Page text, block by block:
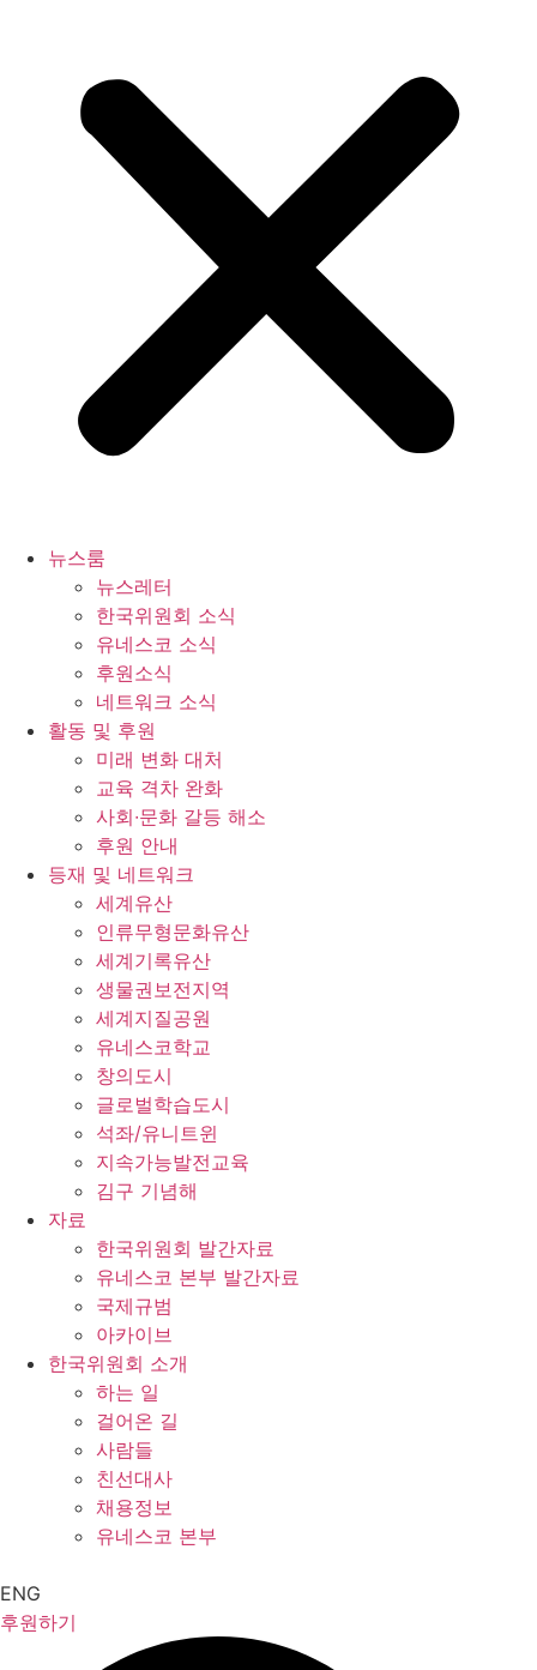
뉴스룸
뉴스레터
한국위원회 소식
유네스코 소식
후원소식
네트워크 소식
활동 및 후원
미래 변화 대처
교육 격차 완화
사회∙문화 갈등 해소
후원 안내
등재 및 네트워크
세계유산
인류무형문화유산
세계기록유산
생물권보전지역
세계지질공원
유네스코학교
창의도시
글로벌학습도시
석좌/유니트윈
지속가능발전교육
김구 기념해
자료
한국위원회 발간자료
유네스코 본부 발간자료
국제규범
아카이브
한국위원회 소개
하는 일
걸어온 길
사람들
친선대사
채용정보
유네스코 본부
ENG
후원하기